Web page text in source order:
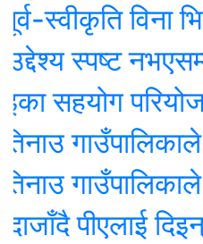
विना
स्पष्ट नभएसम्म
गाउँपालिकाले
गाउँपालिकाले
पीएलाई दिइन्